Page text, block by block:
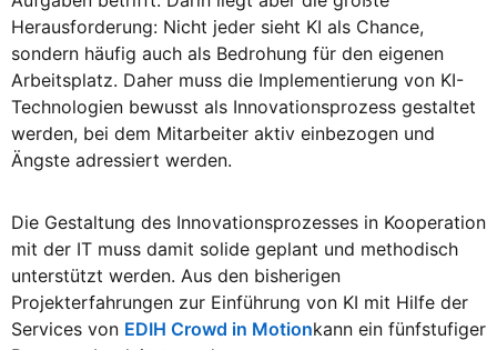
Herausforderung: Nicht jeder sieht KI als Chance,
sondern häufig auch als Bedrohung für den eigenen
Arbeitsplatz. Daher muss die Implementierung von KI-
Technologien bewusst als Innovationsprozess gestaltet
werden, bei dem Mitarbeiter aktiv einbezogen und
Ängste adressiert werden.
Die Gestaltung des Innovationsprozesses in Kooperation
mit der IT muss damit solide geplant und methodisch
unterstützt werden. Aus den bisherigen
Projekterfahrungen zur Einführung von KI mit Hilfe der
Services von EDIH Crowd in Motionkann ein fünfstufiger